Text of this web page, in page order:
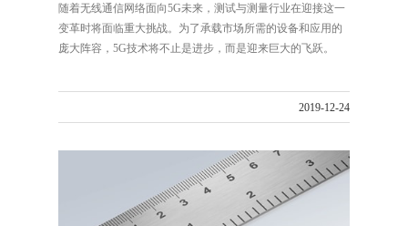
随着无线通信网络面向5G未来，测试与测量行业在迎接这一
变革时将面临重大挑战。为了承载市场所需的设备和应用的
庞大阵容，5G技术将不止是进步，而是迎来巨大的飞跃。
2019-12-24